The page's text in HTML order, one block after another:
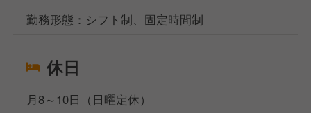
勤務形態：シフト制、固定時間制
休日
月8～10日（日曜定休）